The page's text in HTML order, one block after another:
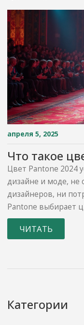
апреля 5, 2025
Что такое
Цвет Pantone 2024
дизайне и моде, не
дизайнеров, ни
Pantone выбирает
грядущие
на новые открытия.
ЧИТАТЬ
Категории